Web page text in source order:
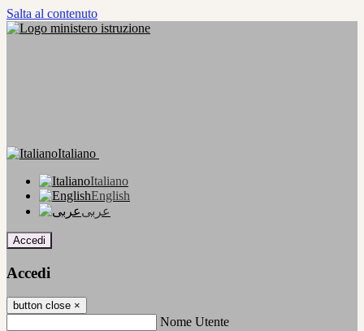
Salta al contenuto
Italiano
Italiano
English
عربى
Accedi
Accedi
button close ×
Nome Utente